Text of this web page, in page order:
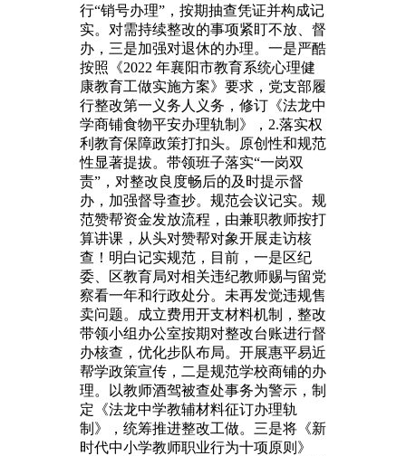
行“销号办理”，按期抽查凭证并构成记
实。对需持续整改的事项紧盯不放、督
办，三是加强对退休的办理。一是严酷
按照《2022 年襄阳市教育系统心理健
康教育工做实施方案》要求，党支部履
行整改第一义务人义务，修订《法龙中
学商铺食物平安办理轨制》，2.落实权
利教育保障政策打扣头。原创性和规范
性显著提拔。带领班子落实“一岗双
责”，对整改良度畅后的及时提示督
办，加强督导查抄。规范会议记实。规
范赞帮资金发放流程，由兼职教师按打
算讲课，从头对赞帮对象开展走访核
查！明白记实规范，目前，一是区纪
委、区教育局对相关违纪教师赐与留党
察看一年和行政处分。未再发觉违规售
卖问题。成立费用开支材料机制，整改
带领小组办公室按期对整改台账进行督
办核查，优化步队布局。开展惠平易近
帮学政策宣传，二是规范学校商铺的办
理。以教师酒驾被查处事务为警示，制
定《法龙中学教辅材料征订办理轨
制》，统筹推进整改工做。三是将《新
时代中小学教师职业行为十项原则》